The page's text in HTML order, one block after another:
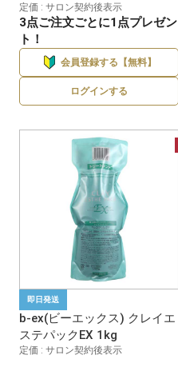
定価 : サロン契約後表示
3点ご注文ごとに1点プレゼン
ト！
会員登録する【無料】
ログインする
即日発送
b-ex(ビーエックス) クレイエ
ステパックEX 1kg
定価 : サロン契約後表示